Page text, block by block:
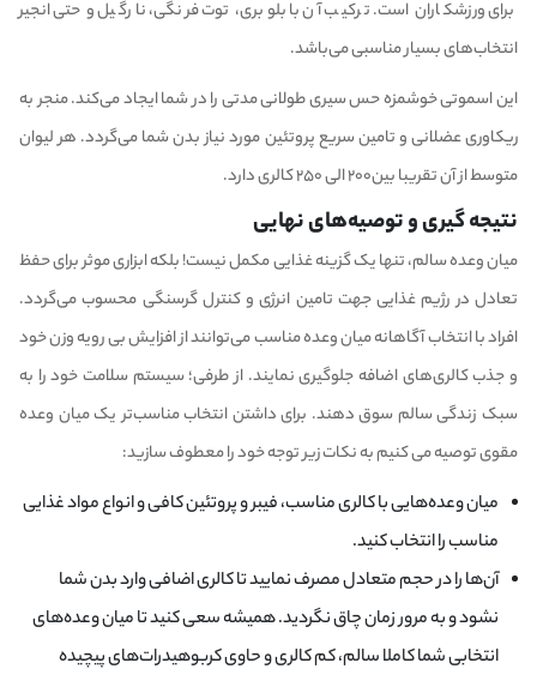
برای ورزشکاران است. ترکیب آن با بلوبری، توت فرنگی، نارگیل و حتی انجیر
انتخاب‌های بسیار مناسبی می‌باشد.
این اسموتی خوشمزه حس سیری طولانی مدتی را در شما ایجاد می‌کند. منجر به
ریکاوری عضلانی و تامین سریع پروتئین مورد نیاز بدن شما می‌گردد‌. هر لیوان
متوسط از آن تقریبا بین۲۰۰ الی ۲۵۰ کالری دارد.
نتیجه گیری و توصیه‌های نهایی
میان وعده سالم، تنها یک گزینه غذایی مکمل نیست! بلکه ابزاری موثر برای حفظ
تعادل در رژیم غذایی جهت تامین انرژی و کنترل گرسنگی محسوب می‌گردد.
افراد با انتخاب آگاهانه میان وعده مناسب می‌توانند از افزایش بی رویه وزن خود
و جذب کالری‌های اضافه جلوگیری نمایند. از طرفی؛ سیستم سلامت خود را به
سبک زندگی سالم سوق دهند. برای داشتن انتخاب مناسب‌تر یک میان وعده
مقوی توصیه می کنیم به نکات زیر توجه خود را معطوف سازید:
میان وعده‌هایی با کالری مناسب، فیبر و پروتئین کافی و انواع مواد غذایی
مناسب را انتخاب کنید.
آن‌ها را در حجم متعادل مصرف نمایید تا کالری اضافی وارد بدن شما
نشود و به مرور زمان چاق نگردید. همیشه سعی کنید تا میان وعده‌های
انتخابی شما کاملا سالم، کم کالری و حاوی کربوهیدرات‌های پیچیده